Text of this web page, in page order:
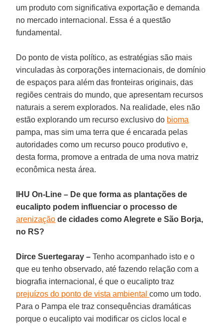
um produto com significativa exportação e demanda
no mercado internacional. Essa é a questão
fundamental.
Do ponto de vista político, as estratégias são mais
vinculadas às corporações internacionais, de domínio
de espaços para além das fronteiras originais, das
regiões centrais do mundo, que apresentam recursos
naturais a serem explorados. Na realidade, eles não
estão explorando um recurso exclusivo do bioma
pampa, mas sim uma terra que é encarada pelas
autoridades como um recurso pouco produtivo e,
desta forma, promove a entrada de uma nova matriz
econômica nesta área.
IHU On-Line – De que forma as plantações de
eucalipto podem influenciar o processo de
arenização de cidades como Alegrete e São Borja,
no RS?
Dirce Suertegaray – Tenho acompanhado isto e o
que eu tenho observado, até fazendo relação com a
biografia internacional, é que o eucalipto traz
prejuízos do ponto de vista ambientalcomo um todo.
Para o Pampa ele traz consequências dramáticas
porque o eucalipto vai modificar os ciclos local e